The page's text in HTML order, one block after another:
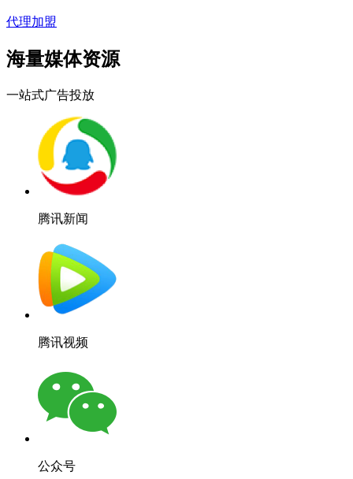
代理加盟
海量媒体资源
一站式广告投放
腾讯新闻
腾讯视频
公众号